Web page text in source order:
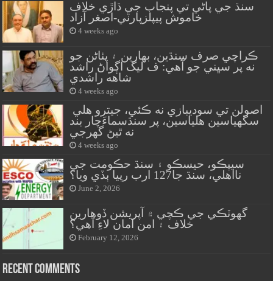
سنڌ جي پاڻي تي پنجاب جي ڌاڙي خلاف
خاموش پيپلزپارٽي-اصغر آزاد
4 weeks ago
ڪراچي صرف سنڌين، بهارين ۽ پٺاڻن جو
نه پر سڀني جو آهي: ف ليگ اڳواڻ راشد
شاهه راشدي
4 weeks ago
سگهياسين هلياسين، پر سنڌسماءَچار بند
نه ٿيڻ گهرجي
4 weeks ago
سيپڪو، حيسڪو ۽ سنڌ حڪومت جي
نااهلي، سنڌ جا127 ارب رپيا ٻڏي ويا؟
June 2, 2026
گهوٽڪي جي ڪچي ۾ آپريشن ڏوهارين
خلاف ۽ امن امان لاءِ آهي؟
February 12, 2026
Recent Comments